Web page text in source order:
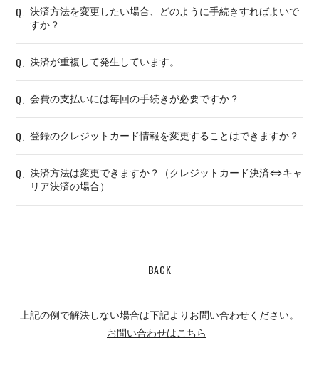
Q.
決済方法を変更したい場合、どのように手続きすればよいで
すか？
Q. 決済が重複して発生しています。
Q. 会費の支払いには毎回の手続きが必要ですか？
Q. 登録のクレジットカード情報を変更することはできますか？
Q.
決済方法は変更できますか？（クレジットカード決済⇔キャ
リア決済の場合）
BACK
上記の例で解決しない場合は下記よりお問い合わせください。
お問い合わせはこちら